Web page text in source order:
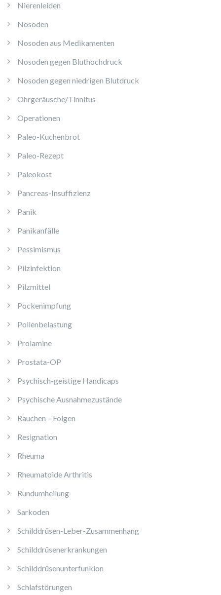
Nierenleiden
Nosoden
Nosoden aus Medikamenten
Nosoden gegen Bluthochdruck
Nosoden gegen niedrigen Blutdruck
Ohrgeräusche/Tinnitus
Operationen
Paleo-Kuchenbrot
Paleo-Rezept
Paleokost
Pancreas-Insuffizienz
Panik
Panikanfälle
Pessimismus
Pilzinfektion
Pilzmittel
Pockenimpfung
Pollenbelastung
Prolamine
Prostata-OP
Psychisch-geistige Handicaps
Psychische Ausnahmezustände
Rauchen – Folgen
Resignation
Rheuma
Rheumatoide Arthritis
Rundumheilung
Sarkoden
Schilddrüsen-Leber-Zusammenhang
Schilddrüsenerkrankungen
Schilddrüsenunterfunkion
Schlafstörungen